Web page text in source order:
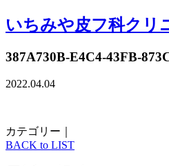
いちみや皮フ科クリ
387A730B-E4C4-43FB-
2022.04.04
カテゴリー｜
BACK to LIST